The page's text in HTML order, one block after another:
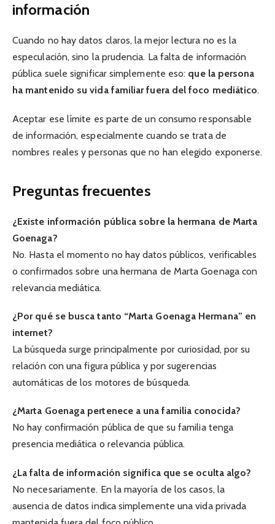
información
Cuando no hay datos claros, la mejor lectura no es la
especulación, sino la prudencia. La falta de información
pública suele significar simplemente eso: que la persona
ha mantenido su vida familiar fuera del foco mediático.
Aceptar ese límite es parte de un consumo responsable
de información, especialmente cuando se trata de
nombres reales y personas que no han elegido exponerse.
Preguntas frecuentes
¿Existe información pública sobre la hermana de Marta
Goenaga?
No. Hasta el momento no hay datos públicos, verificables
o confirmados sobre una hermana de Marta Goenaga con
relevancia mediática.
¿Por qué se busca tanto “Marta Goenaga Hermana” en
internet?
La búsqueda surge principalmente por curiosidad, por su
relación con una figura pública y por sugerencias
automáticas de los motores de búsqueda.
¿Marta Goenaga pertenece a una familia conocida?
No hay confirmación pública de que su familia tenga
presencia mediática o relevancia pública.
¿La falta de información significa que se oculta algo?
No necesariamente. En la mayoría de los casos, la
ausencia de datos indica simplemente una vida privada